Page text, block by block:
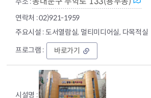
스
호
스
텔
)
02)921-1959
도서열람실, 멀티미디어실, 다목적실
용
두
어
린
이
바로가기